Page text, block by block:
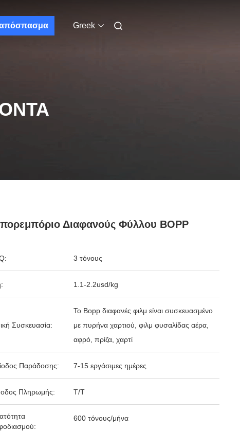
Greek
Διαφανούς Φύλλου BOPP
3 τόνους
1.1-2.2usd/kg
Συσκευασία:
Το Bopp διαφανές φιλμ είναι συσκευασμένο
με πυρήνα χαρτιού, φιλμ φυσαλίδας αέρα,
αφρό, πρίζα, χαρτί
Παράδοσης: 7-15 εργάσιμες ημέρες
Πληρωμής: Τ/Τ
600 τόνους/μήνα